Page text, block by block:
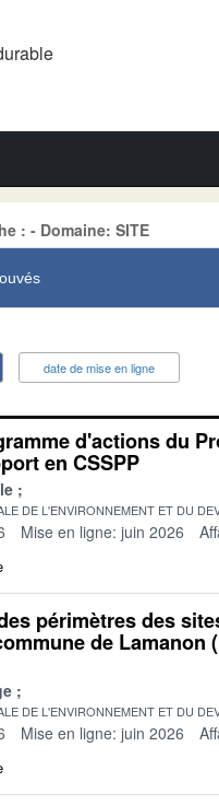
: - Domaine: SITE
date de mise en ligne
d'actions du
en CSSPP
DE L'ENVIRONNEMENT ET DU
Mise en ligne: juin 2026
périmètres des
de Lamanon
DE L'ENVIRONNEMENT ET DU
Mise en ligne: juin 2026